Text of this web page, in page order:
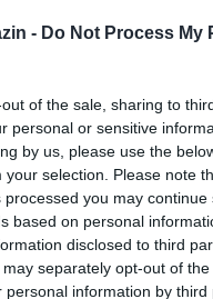
- Do Not Process My
of the sale, sharing to
personal or sensitive
by us, please use the
your selection. Please note
you may continue
based on personal
disclosed to third
separately opt-out of
personal information by third
TÖBB A
strandon?
Applegate
multiplexszel